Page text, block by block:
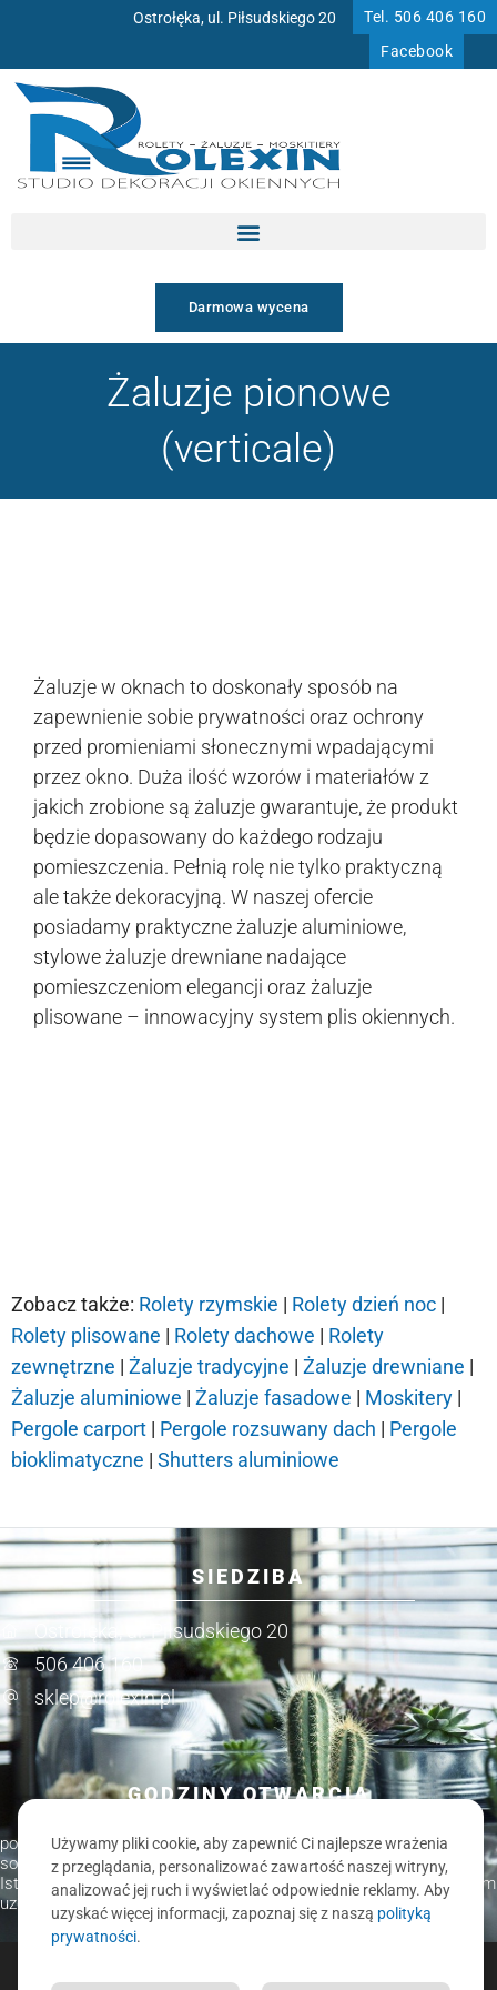
treści
Ostrołęka, ul. Piłsudskiego 20
Tel. 506 406 160
Facebook
Darmowa wycena
Żaluzje pionowe
(verticale)
Żaluzje w oknach to doskonały sposób na
zapewnienie sobie prywatności oraz ochrony
przed promieniami słonecznymi wpadającymi
przez okno. Duża ilość wzorów i materiałów z
jakich zrobione są żaluzje gwarantuje, że produkt
będzie dopasowany do każdego rodzaju
pomieszczenia. Pełnią rolę nie tylko praktyczną
ale także dekoracyjną. W naszej ofercie
posiadamy praktyczne żaluzje aluminiowe,
stylowe żaluzje drewniane nadające
pomieszczeniom elegancji oraz żaluzje
plisowane – innowacyjny system plis okiennych.
Zobacz także: Rolety rzymskie | Rolety dzień noc |
Rolety plisowane | Rolety dachowe | Rolety
zewnętrzne | Żaluzje tradycyjne | Żaluzje drewniane |
Żaluzje aluminiowe | Żaluzje fasadowe | Moskitery |
Pergole carport | Pergole rozsuwany dach | Pergole
bioklimatyczne | Shutters aluminiowe
SIEDZIBA
Ostrołęka, ul. Piłsudskiego 20
506 406 160
sklep@rolexin.pl
GODZINY OTWARCIA
pon.-pt. 9.00-17.00
sob. 9.00-14.00
Istnieje możliwość spotkania w innych godzinach po wcześniejszym
uzgodnieniu.
ROLEXIN.PL - ROLETY, ŻALUZJE, MOSKITIERY, KARNISZE
Używamy pliki cookie, aby zapewnić Ci najlepsze wrażenia
z przeglądania, personalizować zawartość naszej witryny,
analizować jej ruch i wyświetlać odpowiednie reklamy. Aby
uzyskać więcej informacji, zapoznaj się z naszą polityką
prywatności.